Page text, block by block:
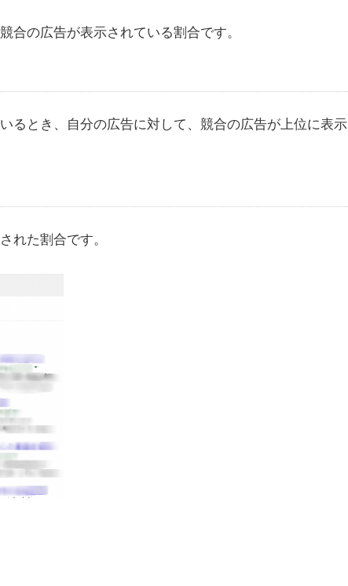
合の広告が表示されている割合です。
るとき、自分の広告に対して、競合の広告が上位に表示
れた割合です。